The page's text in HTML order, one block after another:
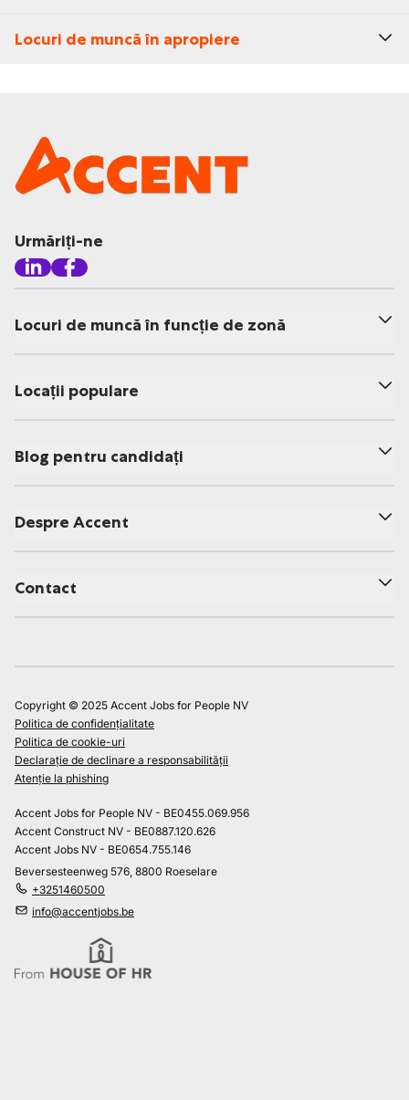
Locuri de muncă în apropiere
Urmăriți-ne
Locuri de muncă în funcție de zonă
Locații populare
Blog pentru candidați
Despre Accent
Contact
Copyright © 2025 Accent Jobs for People NV
Politica de confidențialitate
Politica de cookie-uri
Declarație de declinare a responsabilității
Atenție la phishing
Accent Jobs for People NV - BE0455.069.956
Accent Construct NV - BE0887.120.626
Accent Jobs NV - BE0654.755.146
Beversesteenweg 576, 8800 Roeselare
+3251460500
info@accentjobs.be